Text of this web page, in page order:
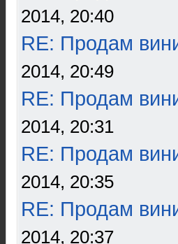
2014, 20:40
RE: Продам
2014, 20:49
RE: Продам
2014, 20:31
RE: Продам
2014, 20:35
RE: Продам
2014, 20:37